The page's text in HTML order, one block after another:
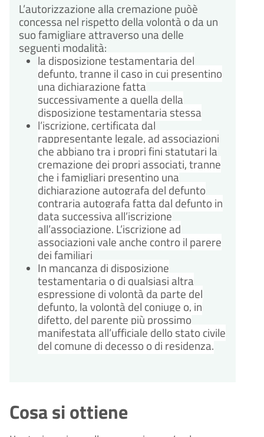
L’autorizzazione alla cremazione puòè
concessa nel rispetto della volontà o da un
suo famigliare attraverso una delle
seguenti modalità:
la disposizione testamentaria del
defunto, tranne il caso in cui presentino
una dichiarazione fatta
successivamente a quella della
disposizione testamentaria stessa
l’iscrizione, certificata dal
rappresentante legale, ad associazioni
che abbiano tra i propri fini statutari la
cremazione dei propri associati, tranne
che i famigliari presentino una
dichiarazione autografa del defunto
contraria autografa fatta dal defunto in
data successiva all’iscrizione
all’associazione. L’iscrizione ad
associazioni vale anche contro il parere
dei familiari
In mancanza di disposizione
testamentaria o di qualsiasi altra
espressione di volontà da parte del
defunto, la volontà del coniuge o, in
difetto, del parente più prossimo
manifestata all’ufficiale dello stato civile
del comune di decesso o di residenza.
Cosa si ottiene